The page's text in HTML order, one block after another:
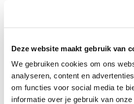
Deze website maakt gebruik van
We gebruiken cookies om ons
analyseren, content en
om functies voor social media te
informatie over je gebruik van
Hoe kook je precies genoeg
Hoe kan ik lekker koken voor 1
Meer tips en